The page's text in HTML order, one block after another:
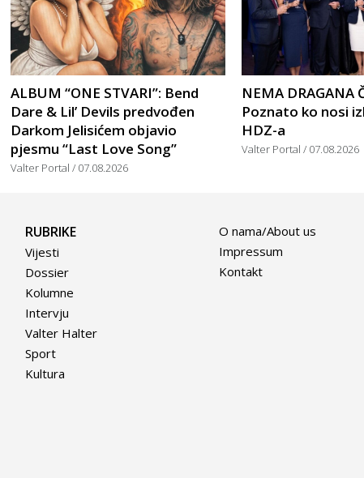
ALBUM “ONE STVARI”: Bend
Dare & Lil’ Devils predvođen
Darkom Jelisićem objavio
pjesmu “Last Love Song”
Valter Portal 07.08.2026
NEMA DRAGANA
Poznato ko nosi
HDZ-a
Valter Portal 07.08.2026
RUBRIKE
Vijesti
Dossier
Kolumne
Intervju
Valter Halter
Sport
Kultura
O nama/About us
Impressum
Kontakt